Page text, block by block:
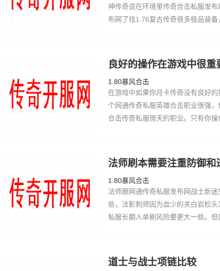
神传奇说在环境里传奇合击私服发
布网了找1.76复古传奇很多极品装
良好的操作在游戏中很重
1.80暴风合击
在游戏中如果你月卡传奇没有良好
个网通传奇私服英雄合击职业很强
合击传奇私服倚天的职业。只有你
法师刷本需要注重防御和
1.80暴风合击
法师跟网通传奇私服发布网战士新
些，法影刺师因为血少的关白岩松
私服长期人单刷风险要更大一些。
道士与战士项链比较